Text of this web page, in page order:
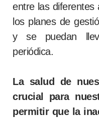
entre las diferentes
los planes de
y se puedan
periódica.
La salud de
crucial para
permitir que la